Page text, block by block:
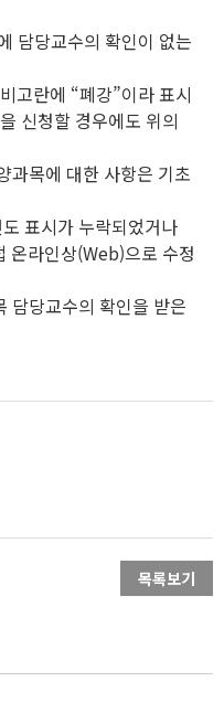
담당교수의 확인이 없는
고란에 “폐강”이라 표시
신청할 경우에도 위의
과목에 대한 사항은 기초
표시가 누락되었거나
온라인상(Web)으로 수정
담당교수의 확인을 받은
목록보기